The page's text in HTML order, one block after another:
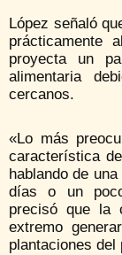
López señaló
prácticamente
proyecta un
alimentaria
cercanos.
«Lo más
característica
hablando de
días o un
precisó que la
extremo
plantaciones